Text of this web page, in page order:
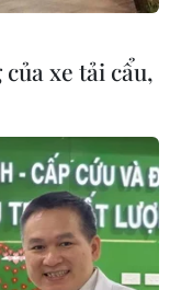
xe tải cẩu,